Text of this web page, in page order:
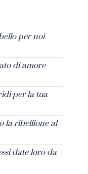
per noi
di amore
per la tua
la ribellione al
date loro da